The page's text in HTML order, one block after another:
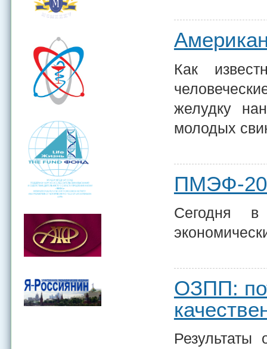
Как
желудку
молодых
ПМЭФ-
Сегодня в
ОЗПП:
Результаты